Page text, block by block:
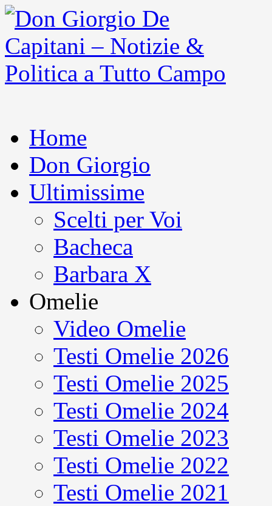
Home
Don Giorgio
Ultimissime
Scelti per Voi
Bacheca
Barbara X
Omelie
Video Omelie
Testi Omelie 2026
Testi Omelie 2025
Testi Omelie 2024
Testi Omelie 2023
Testi Omelie 2022
Testi Omelie 2021